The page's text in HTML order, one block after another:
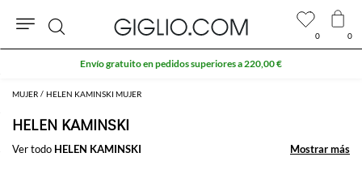
MUJER HELEN KAMINSKI MUJER
HELEN KAMINSKI
Ver todo HELEN KAMINSKI Mostrar más
Mostrar más
0 0
Buscar
Envío gratuito en pedidos superiores a 220,00 €